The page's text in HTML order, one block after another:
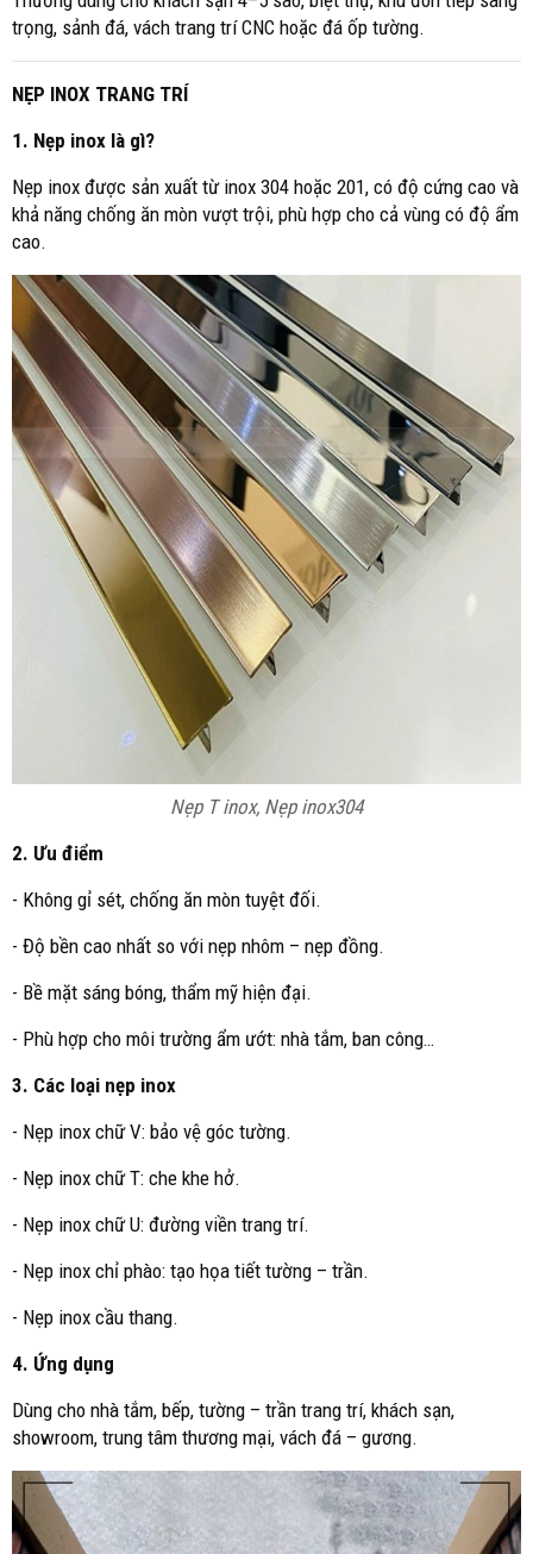
trọng, sảnh đá, vách trang trí CNC hoặc đá ốp tường.
NẸP INOX TRANG TRÍ
1. Nẹp inox là gì?
Nẹp inox được sản xuất từ inox 304 hoặc 201, có độ cứng cao và
khả năng chống ăn mòn vượt trội, phù hợp cho cả vùng có độ ẩm
cao.
Nẹp T inox, Nẹp inox304
2. Ưu điểm
- Không gỉ sét, chống ăn mòn tuyệt đối.
- Độ bền cao nhất so với nẹp nhôm – nẹp đồng.
- Bề mặt sáng bóng, thẩm mỹ hiện đại.
- Phù hợp cho môi trường ẩm ướt: nhà tắm, ban công…
3. Các loại nẹp inox
- Nẹp inox chữ V: bảo vệ góc tường.
- Nẹp inox chữ T: che khe hở.
- Nẹp inox chữ U: đường viền trang trí.
- Nẹp inox chỉ phào: tạo họa tiết tường – trần.
- Nẹp inox cầu thang.
4. Ứng dụng
Dùng cho nhà tắm, bếp, tường – trần trang trí, khách sạn,
showroom, trung tâm thương mại, vách đá – gương.